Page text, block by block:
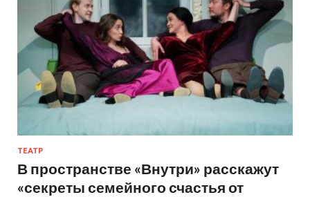
ТЕАТР
В пространстве «Внутри» расскажут
«секреты семейного счастья от